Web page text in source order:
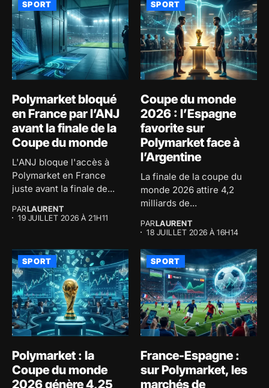
SPORT
Polymarket bloqué
en France par l’ANJ
avant la finale de la
Coupe du monde
L'ANJ bloque l'accès à
Polymarket en France
juste avant la finale de...
PARLAURENT
19 JUILLET 2026 À 21H11
SPORT
Coupe du monde
2026 : l’Espagne
favorite sur
Polymarket face à
l’Argentine
La finale de la coupe du
monde 2026 attire 4,2
milliards de...
PARLAURENT
18 JUILLET 2026 À 16H14
SPORT
Polymarket : la
Coupe du monde
2026 génère 4,25
SPORT
France-Espagne :
sur Polymarket, les
marchés de